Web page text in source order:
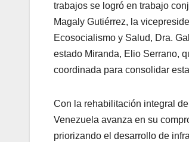
trabajos se logró en trabajo
Magaly Gutiérrez, la
Ecosocialismo y Salud, Dra.
estado Miranda, Elio Serrano,
coordinada para consolidar
Con la rehabilitación integral
Venezuela avanza en su
priorizando el desarrollo de